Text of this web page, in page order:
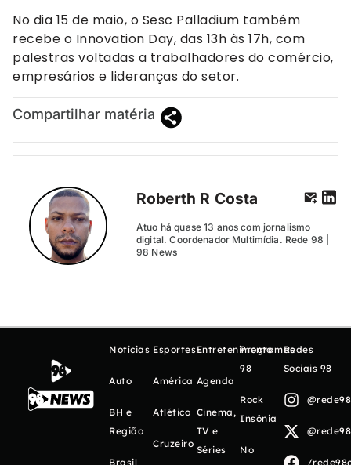
No dia 15 de maio, o Sesc Palladium também
recebe o Innovation Day, das 13h às 17h, com
palestras voltadas a trabalhadores do comércio,
empresários e lideranças do setor.
Compartilhar matéria
Roberth R Costa
Atuo há quase 13 anos com jornalismo
digital. Coordenador Multimídia. Rede 98 |
98 News
Notícias
Auto
BH e
Região
Brasil
Esportes
América
Atlético
Cruzeiro
Entretenimento
Agenda
Cinema,
TV e
Séries
Programas
98
Rock
Insônia
No
Redes
Sociais 98
/